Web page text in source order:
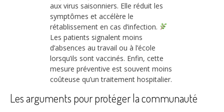
aux virus saisonniers. Elle réduit les
symptômes et accélère le
rétablissement en cas d’infection.
Les patients signalent moins
d’absences au travail ou à l’école
lorsqu’ils sont vaccinés. Enfin, cette
mesure préventive est souvent moins
coûteuse qu’un traitement hospitalier.
Les arguments pour protéger la communauté